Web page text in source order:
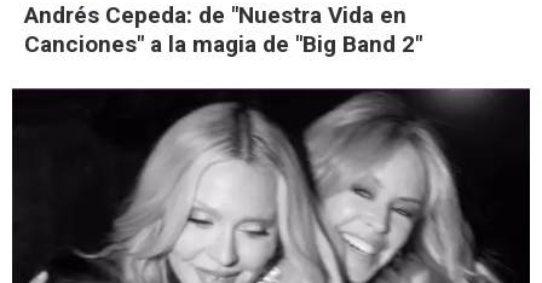
Andrés Cepeda: de "Nuestra Vida en
Canciones" a la magia de "Big Band 2"